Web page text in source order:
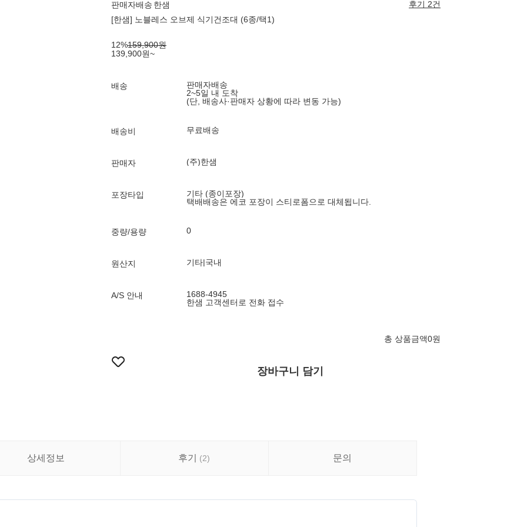
판매자배송 한샘
후기 2건
[한샘] 노블레스 오브제 식기건조대 (6종/택1)
12%159,900원
139,900원~
배송
판매자배송
2~5일 내 도착
(단, 배송사·판매자 상황에 따라 변동 가능)
배송비 무료배송
판매자 (주)한샘
포장타입
기타 (종이포장)
택배배송은 에코 포장이 스티로폼으로 대체됩니다.
중량/용량 0
원산지 기타|국내
A/S 안내
1688-4945
한샘 고객센터로 전화 접수
총 상품금액0원
장바구니 담기
상세정보 후기 (2) 문의